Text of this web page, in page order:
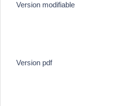
Version modifiable
Version pdf